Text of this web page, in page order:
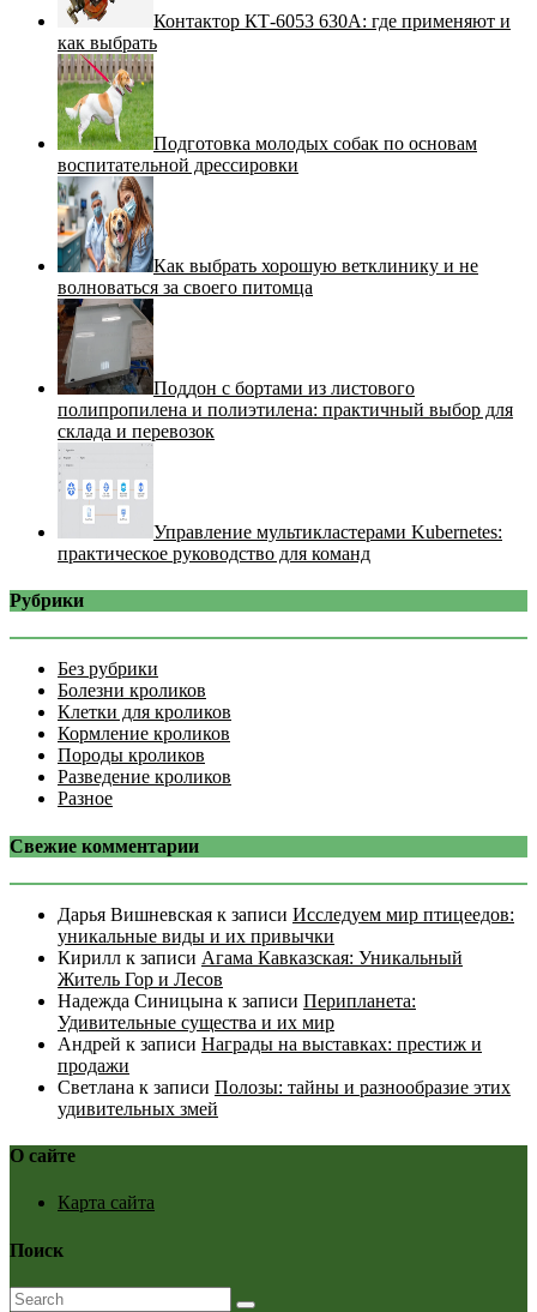
Контактор КТ-6053 630А: где применяют и
как выбрать
Подготовка молодых собак по основам
воспитательной дрессировки
Как выбрать хорошую ветклинику и не
волноваться за своего питомца
Поддон с бортами из листового
полипропилена и полиэтилена: практичный выбор для
склада и перевозок
Управление мультикластерами Kubernetes:
практическое руководство для команд
Рубрики
Без рубрики
Болезни кроликов
Клетки для кроликов
Кормление кроликов
Породы кроликов
Разведение кроликов
Разное
Свежие комментарии
Дарья Вишневская к записи Исследуем мир птицеедов:
уникальные виды и их привычки
Кирилл к записи Агама Кавказская: Уникальный
Житель Гор и Лесов
Надежда Синицына к записи Перипланета:
Удивительные существа и их мир
Андрей к записи Награды на выставках: престиж и
продажи
Светлана к записи Полозы: тайны и разнообразие этих
удивительных змей
О сайте
Карта сайта
Поиск